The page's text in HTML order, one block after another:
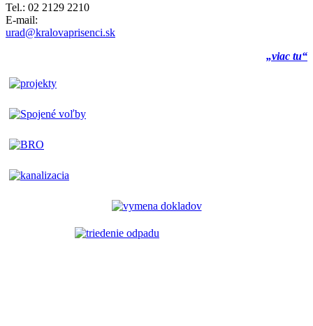
Tel.: 02 2129 2210
E-mail:
urad@kralovaprisenci.sk
„viac tu“